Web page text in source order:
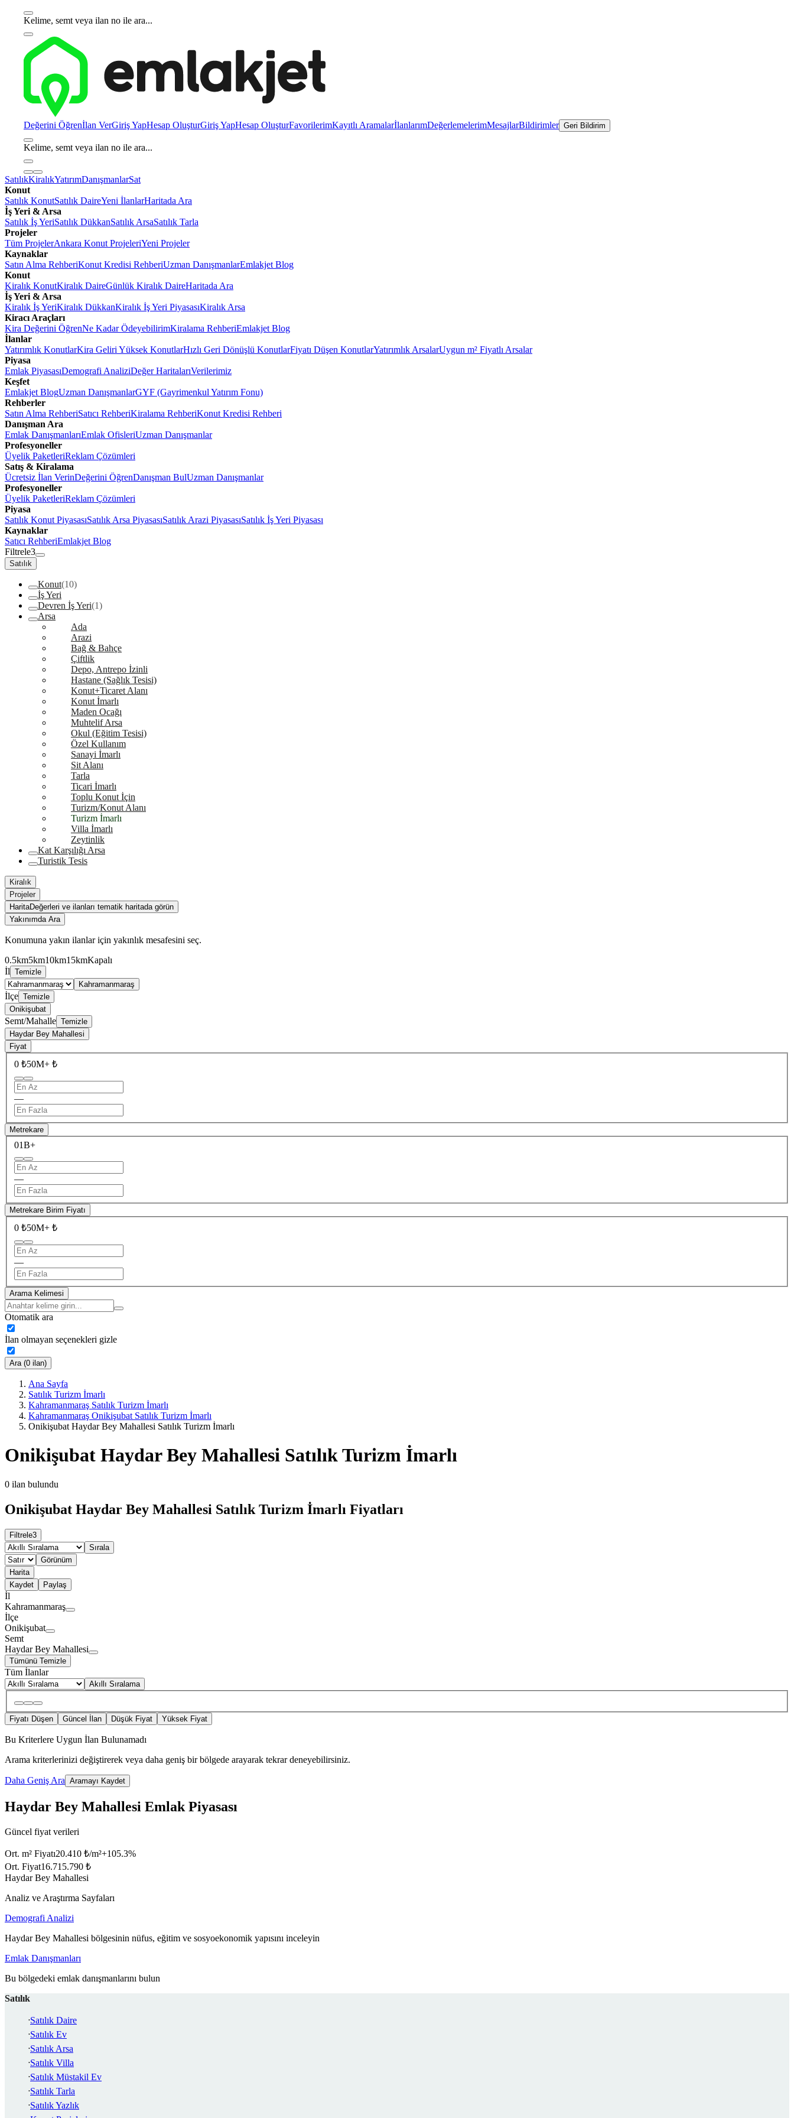
Kelime, semt veya ilan no ile ara...
Değerini Öğrenİlan VerGiriş YapHesap OluşturGiriş YapHesap OluşturFavorilerimKayıtlı AramalarİlanlarımDeğerlemelerimMesajlarBildirimler Geri Bildirim
Kelime, semt veya ilan no ile ara...
SatılıkKiralıkYatırımDanışmanlarSat
Konut
Satılık KonutSatılık DaireYeni İlanlarHaritada Ara
İş Yeri & Arsa
Satılık İş YeriSatılık DükkanSatılık ArsaSatılık Tarla
Projeler
Tüm ProjelerAnkara Konut ProjeleriYeni Projeler
Kaynaklar
Satın Alma RehberiKonut Kredisi RehberiUzman DanışmanlarEmlakjet Blog
Konut
Kiralık KonutKiralık DaireGünlük Kiralık DaireHaritada Ara
İş Yeri & Arsa
Kiralık İş YeriKiralık DükkanKiralık İş Yeri PiyasasıKiralık Arsa
Kiracı Araçları
Kira Değerini ÖğrenNe Kadar ÖdeyebilirimKiralama RehberiEmlakjet Blog
İlanlar
Yatırımlık KonutlarKira Geliri Yüksek KonutlarHızlı Geri Dönüşlü KonutlarFiyatı Düşen KonutlarYatırımlık ArsalarUygun m² Fiyatlı Arsalar
Piyasa
Emlak PiyasasıDemografi AnaliziDeğer HaritalarıVerilerimiz
Keşfet
Emlakjet BlogUzman DanışmanlarGYF (Gayrimenkul Yatırım Fonu)
Rehberler
Satın Alma RehberiSatıcı RehberiKiralama RehberiKonut Kredisi Rehberi
Danışman Ara
Emlak DanışmanlarıEmlak OfisleriUzman Danışmanlar
Profesyoneller
Üyelik PaketleriReklam Çözümleri
Satış & Kiralama
Ücretsiz İlan VerinDeğerini ÖğrenDanışman BulUzman Danışmanlar
Profesyoneller
Üyelik PaketleriReklam Çözümleri
Piyasa
Satılık Konut PiyasasıSatılık Arsa PiyasasıSatılık Arazi PiyasasıSatılık İş Yeri Piyasası
Kaynaklar
Satıcı RehberiEmlakjet Blog
Filtrele3
Satılık
Konut(10)
İş Yeri
Devren İş Yeri(1)
Arsa
Ada
Arazi
Bağ & Bahçe
Çiftlik
Depo, Antrepo İzinli
Hastane (Sağlık Tesisi)
Konut+Ticaret Alanı
Konut İmarlı
Maden Ocağı
Muhtelif Arsa
Okul (Eğitim Tesisi)
Özel Kullanım
Sanayi İmarlı
Sit Alanı
Tarla
Ticari İmarlı
Toplu Konut İçin
Turizm/Konut Alanı
Turizm İmarlı
Villa İmarlı
Zeytinlik
Kat Karşılığı Arsa
Turistik Tesis
Kiralık
Projeler
HaritaDeğerleri ve ilanları tematik haritada görün
Yakınımda Ara
Konumuna yakın ilanlar için yakınlık mesafesini seç.
0.5km5km10km15kmKapalı
İl Temizle
Kahramanmaraş
İlçe Temizle
Onikişubat
Semt/Mahalle Temizle
Haydar Bey Mahallesi
Fiyat
0 ₺50M+ ₺
—
Metrekare
01B+
—
Metrekare Birim Fiyatı
0 ₺50M+ ₺
—
Arama Kelimesi
Otomatik ara
İlan olmayan seçenekleri gizle
Ara (0 ilan)
Ana Sayfa
Satılık Turizm İmarlı
Kahramanmaraş Satılık Turizm İmarlı
Kahramanmaraş Onikişubat Satılık Turizm İmarlı
Onikişubat Haydar Bey Mahallesi Satılık Turizm İmarlı
Onikişubat Haydar Bey Mahallesi Satılık Turizm İmarlı
0 ilan bulundu
Onikişubat Haydar Bey Mahallesi Satılık Turizm İmarlı Fiyatları
Filtrele3
Sırala
Görünüm
Harita
Kaydet
Paylaş
İl
Kahramanmaraş
İlçe
Onikişubat
Semt
Haydar Bey Mahallesi
Tümünü Temizle
Tüm İlanlar
Akıllı Sıralama
Fiyatı Düşen Güncel İlan Düşük Fiyat Yüksek Fiyat
Bu Kriterlere Uygun İlan Bulunamadı
Arama kriterlerinizi değiştirerek veya daha geniş bir bölgede arayarak tekrar deneyebilirsiniz.
Daha Geniş Ara Aramayı Kaydet
Haydar Bey Mahallesi Emlak Piyasası
Güncel fiyat verileri
Ort. m² Fiyatı20.410 ₺/m²+105.3%
Ort. Fiyat16.715.790 ₺
Haydar Bey Mahallesi
Analiz ve Araştırma Sayfaları
Demografi Analizi
Haydar Bey Mahallesi bölgesinin nüfus, eğitim ve sosyoekonomik yapısını inceleyin
Emlak Danışmanları
Bu bölgedeki emlak danışmanlarını bulun
Satılık
Satılık Daire
Satılık Ev
Satılık Arsa
Satılık Villa
Satılık Müstakil Ev
Satılık Tarla
Satılık Yazlık